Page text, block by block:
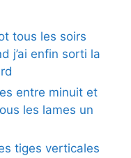
tous les soirs
j’ai enfin sorti la
entre minuit et
les lames un
tiges verticales